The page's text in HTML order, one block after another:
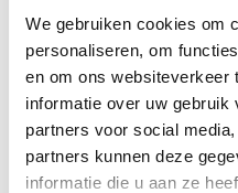
We gebruiken cookies om
personaliseren, om
en om ons websiteverkeer
informatie over uw gebruik
partners voor social
partners kunnen deze
informatie die u aan ze